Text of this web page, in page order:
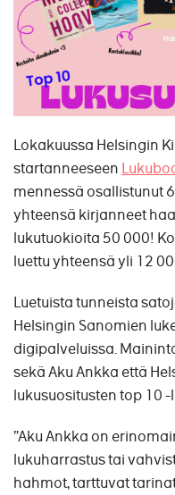
Lokakuussa Helsingin
startanneeseen
mennessä osallistunut
yhteensä kirjanneet
lukutuokioita 50 000!
luettu yhteensä yli 12
Luetuista tunneista
Helsingin Sanomien
digipalveluissa.
sekä Aku Ankka että
lukusuositusten top 10 -
”Aku Ankka on
lukuharrastus tai
hahmot, tarttuvat